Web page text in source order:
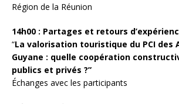
Région de la Réunion
14h00 : Partages et retours
“La valorisation touristique du PCI des
Guyane : quelle coopération
publics et privés ?”
Échanges avec les participants